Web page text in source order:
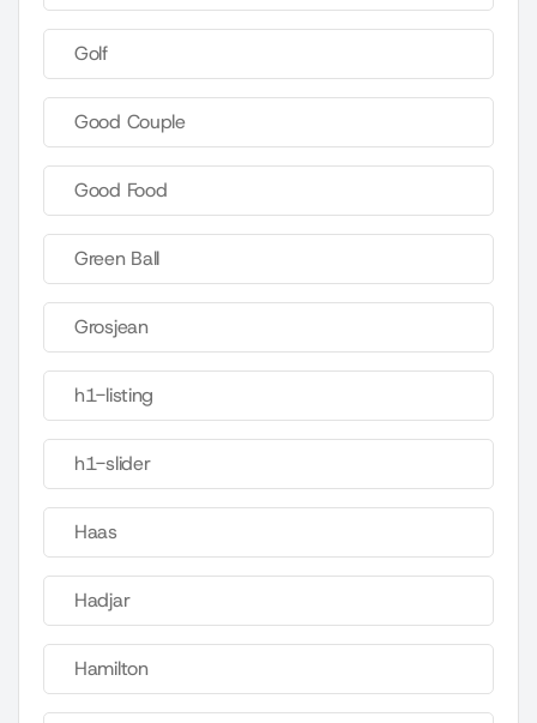
Golf
Good Couple
Good Food
Green Ball
Grosjean
h1-listing
h1-slider
Haas
Hadjar
Hamilton